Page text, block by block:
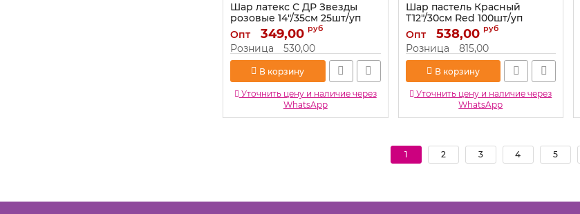
Шар латекс С ДР Звезды
розовые 14"/35см 25шт/уп
(Бельгия) пастель 1103-1768
Артикул: 1103-1768
Опт 349,00 руб
Розница 530,00
В корзину
Уточнить цену и наличие через
WhatsApp
Шар пастель Красный
Т12"/30см Red 100шт/уп
(Турция) 8122313
Артикул: 8122313
Опт 538,00 руб
Розница 815,00
В корзину
Уточнить цену и наличие через
WhatsApp
1 2 3 4 5